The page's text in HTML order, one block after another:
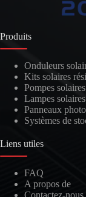
Produits
Onduleurs
Kits solaires
Pompes
Lampes
Panneaux
Systèmes de
Liens utiles
FAQ
A propos de
Contactez-nous